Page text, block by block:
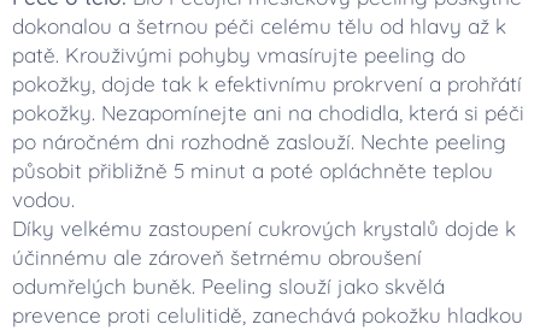
dokonalou a šetrnou péči celému tělu od hlavy až k
patě. Krouživými pohyby vmasírujte peeling do
pokožky, dojde tak k efektivnímu prokrvení a prohřátí
pokožky. Nezapomínejte ani na chodidla, která si péči
po náročném dni rozhodně zaslouží. Nechte peeling
působit přibližně 5 minut a poté opláchněte teplou
vodou.
Díky velkému zastoupení cukrových krystalů dojde k
účinnému ale zároveň šetrnému obroušení
odumřelých buněk. Peeling slouží jako skvělá
prevence proti celulitidě, zanechává pokožku hladkou